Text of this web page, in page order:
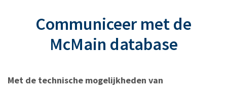
Communiceer met de
McMain database
Met de technische mogelijkheden van